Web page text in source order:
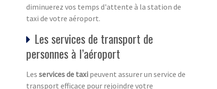
diminuerez vos temps d'attente à la station de
taxi de votre aéroport.
Les services de transport de
personnes à l’aéroport
Les services de taxi peuvent assurer un service de
transport efficace pour rejoindre votre